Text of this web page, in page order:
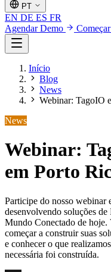
PT
EN DE ES FR
Agendar Demo
Início
Blog
News
Webinar: TagoIO
News
Webinar:
em Porto
Participe do nosso webinar
desenvolvendo soluções de
Mundo Conectado de hoje.
começar a construir suas
e conhecer o que
necessária foi construída.